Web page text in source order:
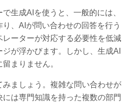
生成AIを使うと、一般的には、
、AIが問い合わせの回答を行う
レーターが対応する必要性を低減
が浮かびます。しかし、生成AI
まりません。
ましょう。複雑な問い合わせが
は専門知識を持った複数の部門